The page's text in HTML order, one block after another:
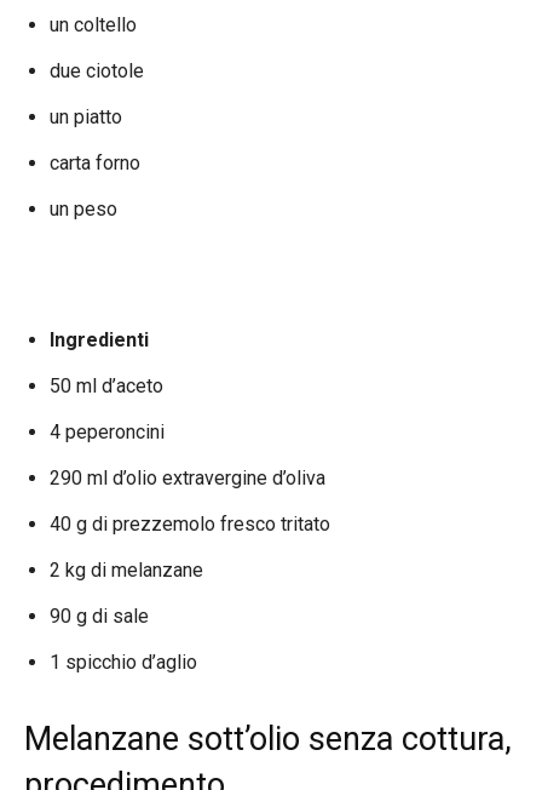
un coltello
due ciotole
un piatto
carta forno
un peso
Ingredienti
50 ml d’aceto
4 peperoncini
290 ml d’olio extravergine d’oliva
40 g di prezzemolo fresco tritato
2 kg di melanzane
90 g di sale
1 spicchio d’aglio
Melanzane sott’olio senza cottura,